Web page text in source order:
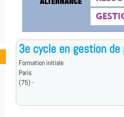
3e cycle en gestion
Formation initiale
Paris
(75) -